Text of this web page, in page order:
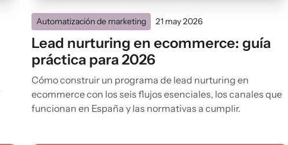
Automatización de marketing 21 may 2026
Lead nurturing en ecommerce: guía
práctica para 2026
Cómo construir un programa de lead nurturing en
ecommerce con los seis flujos esenciales, los canales que
funcionan en España y las normativas a cumplir.